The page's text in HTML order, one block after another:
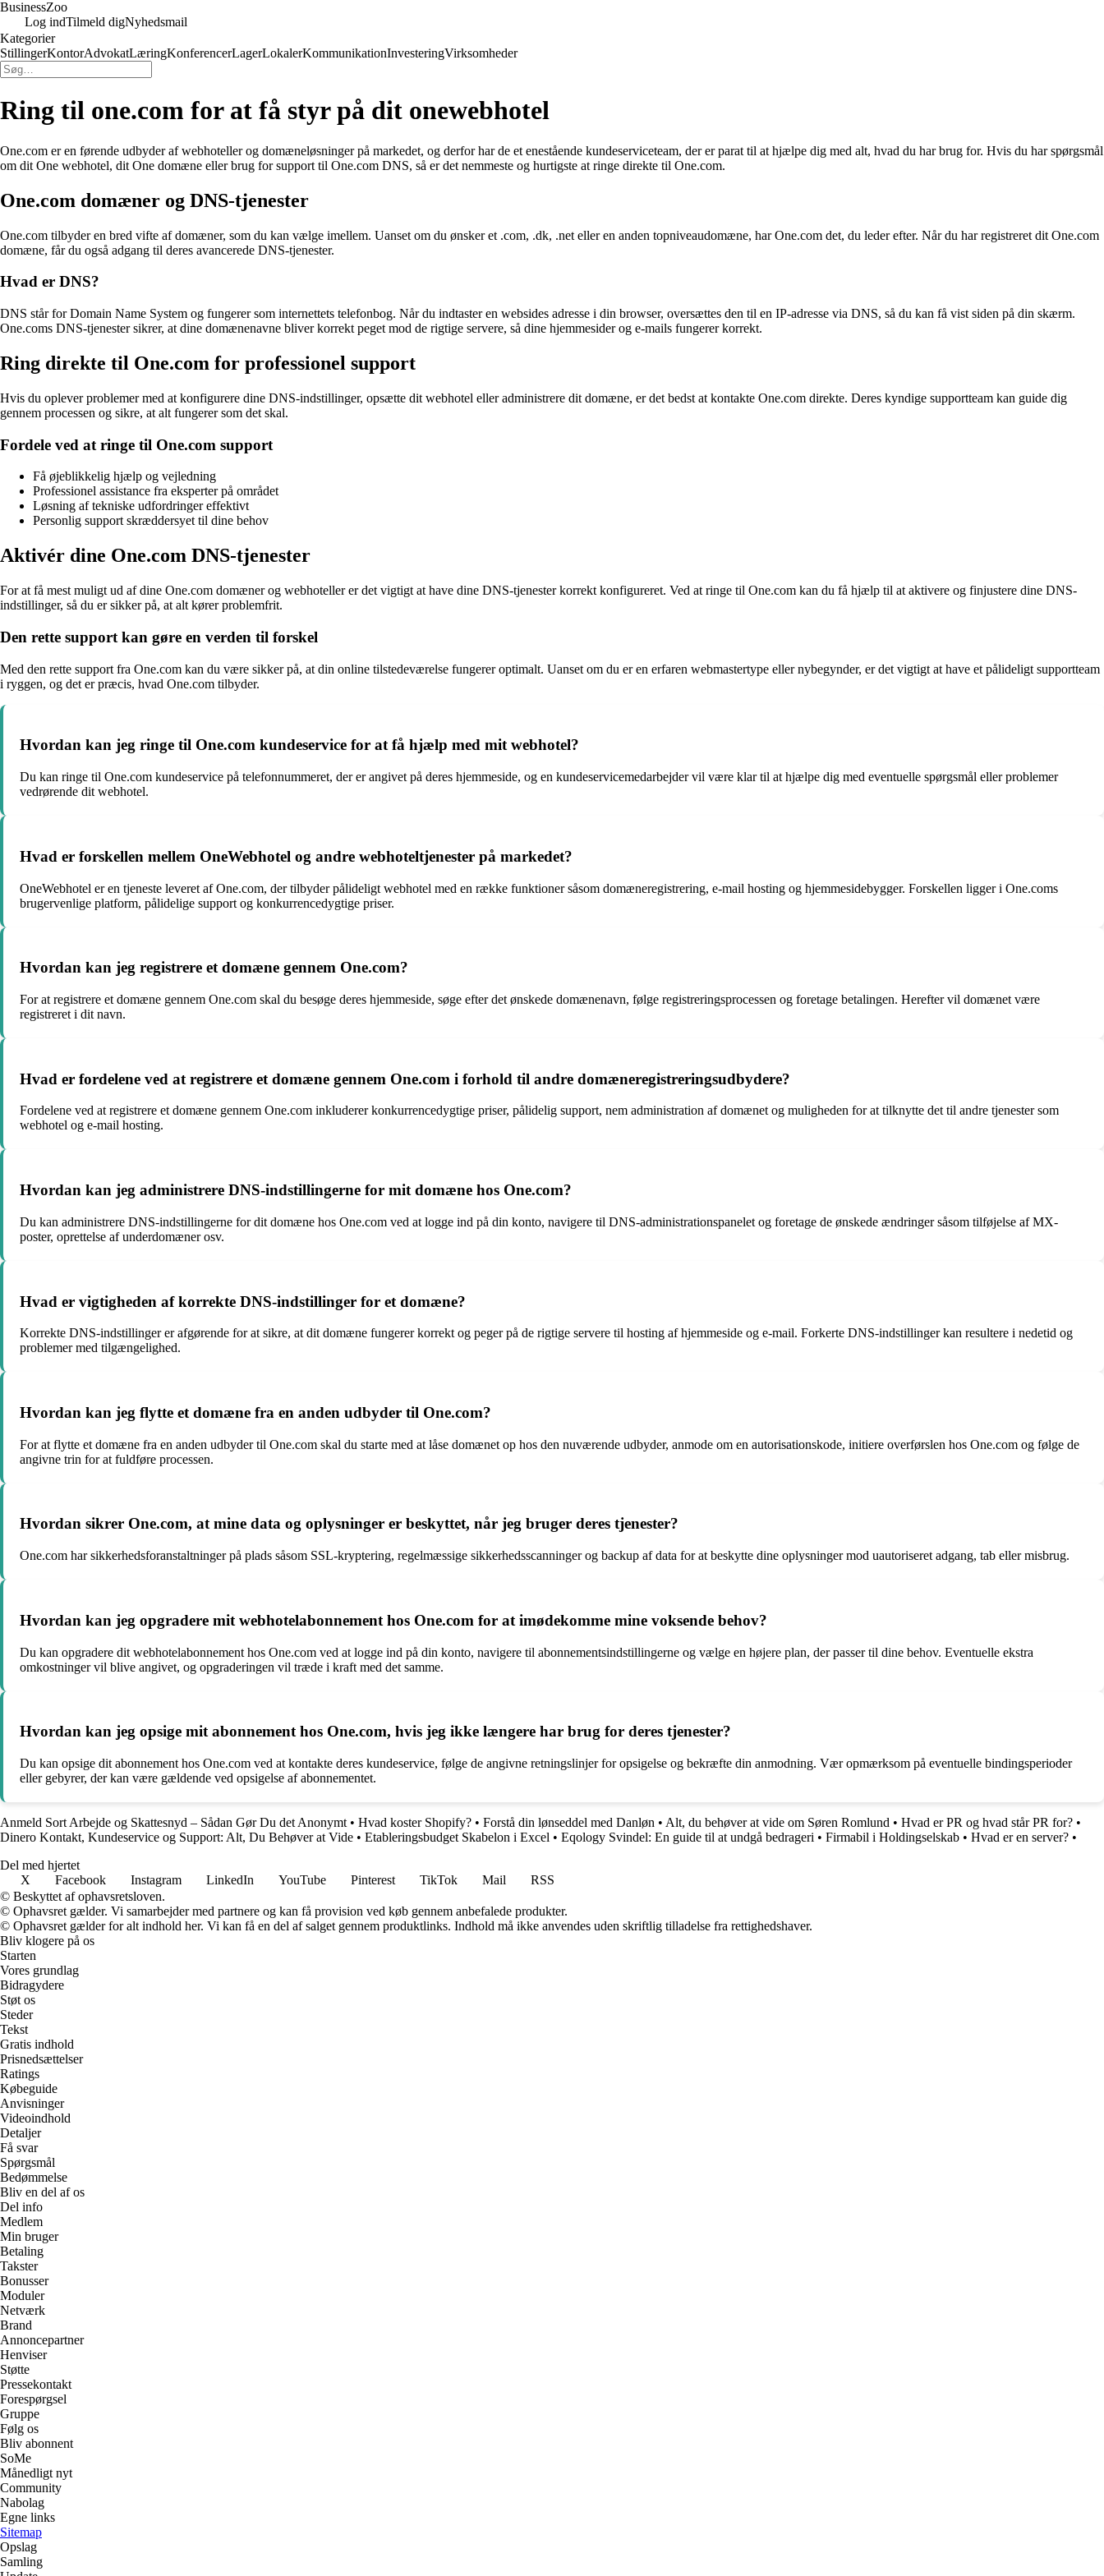
BusinessZoo
Log indTilmeld digNyhedsmail
Kategorier
StillingerKontorAdvokatLæringKonferencerLagerLokalerKommunikationInvesteringVirksomheder
Ring til one.com for at få styr på dit onewebhotel
One.com er en førende udbyder af webhoteller og domæneløsninger på markedet, og derfor har de et enestående kundeserviceteam, der er parat til at hjælpe dig med alt, hvad du har brug for. Hvis du har spørgsmål
om dit One webhotel, dit One domæne eller brug for support til One.com DNS, så er det nemmeste og hurtigste at ringe direkte til One.com.
One.com domæner og DNS-tjenester
One.com tilbyder en bred vifte af domæner, som du kan vælge imellem. Uanset om du ønsker et .com, .dk, .net eller en anden topniveaudomæne, har One.com det, du leder efter. Når du har registreret dit One.com
domæne, får du også adgang til deres avancerede DNS-tjenester.
Hvad er DNS?
DNS står for Domain Name System og fungerer som internettets telefonbog. Når du indtaster en websides adresse i din browser, oversættes den til en IP-adresse via DNS, så du kan få vist siden på din skærm.
One.coms DNS-tjenester sikrer, at dine domænenavne bliver korrekt peget mod de rigtige servere, så dine hjemmesider og e-mails fungerer korrekt.
Ring direkte til One.com for professionel support
Hvis du oplever problemer med at konfigurere dine DNS-indstillinger, opsætte dit webhotel eller administrere dit domæne, er det bedst at kontakte One.com direkte. Deres kyndige supportteam kan guide dig
gennem processen og sikre, at alt fungerer som det skal.
Fordele ved at ringe til One.com support
Få øjeblikkelig hjælp og vejledning
Professionel assistance fra eksperter på området
Løsning af tekniske udfordringer effektivt
Personlig support skræddersyet til dine behov
Aktivér dine One.com DNS-tjenester
For at få mest muligt ud af dine One.com domæner og webhoteller er det vigtigt at have dine DNS-tjenester korrekt konfigureret. Ved at ringe til One.com kan du få hjælp til at aktivere og finjustere dine DNS-
indstillinger, så du er sikker på, at alt kører problemfrit.
Den rette support kan gøre en verden til forskel
Med den rette support fra One.com kan du være sikker på, at din online tilstedeværelse fungerer optimalt. Uanset om du er en erfaren webmastertype eller nybegynder, er det vigtigt at have et pålideligt supportteam
i ryggen, og det er præcis, hvad One.com tilbyder.
Hvordan kan jeg ringe til One.com kundeservice for at få hjælp med mit webhotel?
Du kan ringe til One.com kundeservice på telefonnummeret, der er angivet på deres hjemmeside, og en kundeservicemedarbejder vil være klar til at hjælpe dig med eventuelle spørgsmål eller problemer
vedrørende dit webhotel.
Hvad er forskellen mellem OneWebhotel og andre webhoteltjenester på markedet?
OneWebhotel er en tjeneste leveret af One.com, der tilbyder pålideligt webhotel med en række funktioner såsom domæneregistrering, e-mail hosting og hjemmesidebygger. Forskellen ligger i One.coms
brugervenlige platform, pålidelige support og konkurrencedygtige priser.
Hvordan kan jeg registrere et domæne gennem One.com?
For at registrere et domæne gennem One.com skal du besøge deres hjemmeside, søge efter det ønskede domænenavn, følge registreringsprocessen og foretage betalingen. Herefter vil domænet være
registreret i dit navn.
Hvad er fordelene ved at registrere et domæne gennem One.com i forhold til andre domæneregistreringsudbydere?
Fordelene ved at registrere et domæne gennem One.com inkluderer konkurrencedygtige priser, pålidelig support, nem administration af domænet og muligheden for at tilknytte det til andre tjenester som
webhotel og e-mail hosting.
Hvordan kan jeg administrere DNS-indstillingerne for mit domæne hos One.com?
Du kan administrere DNS-indstillingerne for dit domæne hos One.com ved at logge ind på din konto, navigere til DNS-administrationspanelet og foretage de ønskede ændringer såsom tilføjelse af MX-
poster, oprettelse af underdomæner osv.
Hvad er vigtigheden af korrekte DNS-indstillinger for et domæne?
Korrekte DNS-indstillinger er afgørende for at sikre, at dit domæne fungerer korrekt og peger på de rigtige servere til hosting af hjemmeside og e-mail. Forkerte DNS-indstillinger kan resultere i nedetid og
problemer med tilgængelighed.
Hvordan kan jeg flytte et domæne fra en anden udbyder til One.com?
For at flytte et domæne fra en anden udbyder til One.com skal du starte med at låse domænet op hos den nuværende udbyder, anmode om en autorisationskode, initiere overførslen hos One.com og følge de
angivne trin for at fuldføre processen.
Hvordan sikrer One.com, at mine data og oplysninger er beskyttet, når jeg bruger deres tjenester?
One.com har sikkerhedsforanstaltninger på plads såsom SSL-kryptering, regelmæssige sikkerhedsscanninger og backup af data for at beskytte dine oplysninger mod uautoriseret adgang, tab eller misbrug.
Hvordan kan jeg opgradere mit webhotelabonnement hos One.com for at imødekomme mine voksende behov?
Du kan opgradere dit webhotelabonnement hos One.com ved at logge ind på din konto, navigere til abonnementsindstillingerne og vælge en højere plan, der passer til dine behov. Eventuelle ekstra
omkostninger vil blive angivet, og opgraderingen vil træde i kraft med det samme.
Hvordan kan jeg opsige mit abonnement hos One.com, hvis jeg ikke længere har brug for deres tjenester?
Du kan opsige dit abonnement hos One.com ved at kontakte deres kundeservice, følge de angivne retningslinjer for opsigelse og bekræfte din anmodning. Vær opmærksom på eventuelle bindingsperioder
eller gebyrer, der kan være gældende ved opsigelse af abonnementet.
Anmeld Sort Arbejde og Skattesnyd – Sådan Gør Du det Anonymt • Hvad koster Shopify? • Forstå din lønseddel med Danløn • Alt, du behøver at vide om Søren Romlund • Hvad er PR og hvad står PR for? •
Dinero Kontakt, Kundeservice og Support: Alt, Du Behøver at Vide • Etableringsbudget Skabelon i Excel • Eqology Svindel: En guide til at undgå bedrageri • Firmabil i Holdingselskab • Hvad er en server? •
Del med hjertet
X
Facebook Instagram LinkedIn YouTube Pinterest TikTok Mail
RSS
© Beskyttet af ophavsretsloven.
© Ophavsret gælder. Vi samarbejder med partnere og kan få provision ved køb gennem anbefalede produkter.
© Ophavsret gælder for alt indhold her. Vi kan få en del af salget gennem produktlinks. Indhold må ikke anvendes uden skriftlig tilladelse fra rettighedshaver.
Bliv klogere på os
Starten
Vores grundlag
Bidragydere
Støt os
Steder
Tekst
Gratis indhold
Prisnedsættelser
Ratings
Købeguide
Anvisninger
Videoindhold
Detaljer
Få svar
Spørgsmål
Bedømmelse
Bliv en del af os
Del info
Medlem
Min bruger
Betaling
Takster
Bonusser
Moduler
Netværk
Brand
Annoncepartner
Henviser
Støtte
Pressekontakt
Forespørgsel
Gruppe
Følg os
Bliv abonnent
SoMe
Månedligt nyt
Community
Nabolag
Egne links
Sitemap
Opslag
Samling